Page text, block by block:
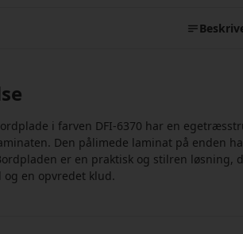
i farven DFI-6370 har en
Den pålimede laminat på enden
er en praktisk og stilren løsning,
og en opvredet klud.